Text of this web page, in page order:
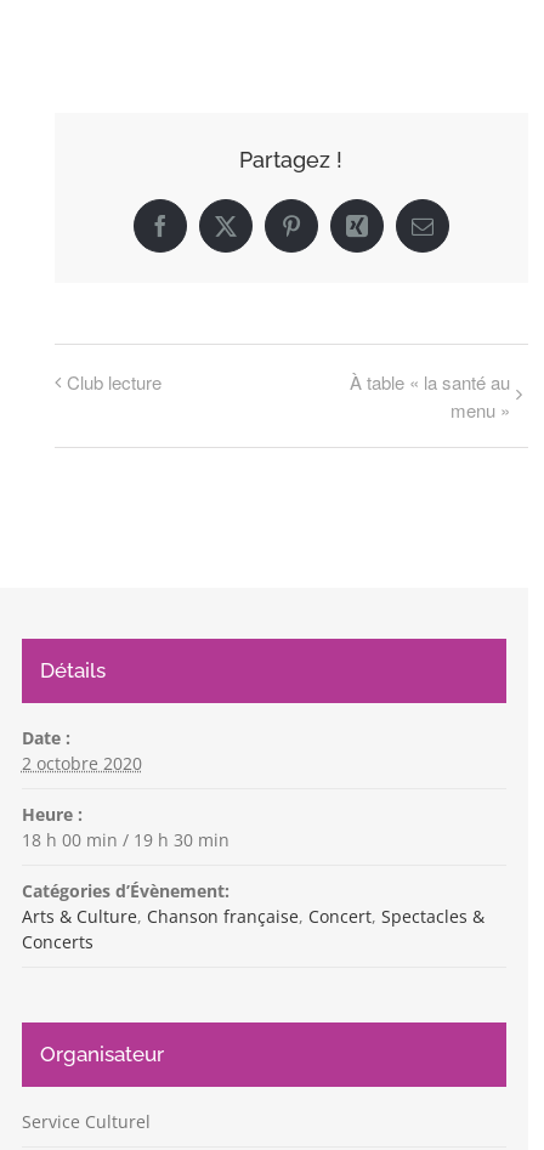
Partagez !
Facebook
X PinterestXing Email
Club lecture
À table « la santé au
menu »
Détails
Date :
2 octobre 2020
Heure :
18 h 00 min / 19 h 30 min
Catégories d’Évènement:
Arts & Culture, Chanson française, Concert, Spectacles &
Concerts
Organisateur
Service Culturel